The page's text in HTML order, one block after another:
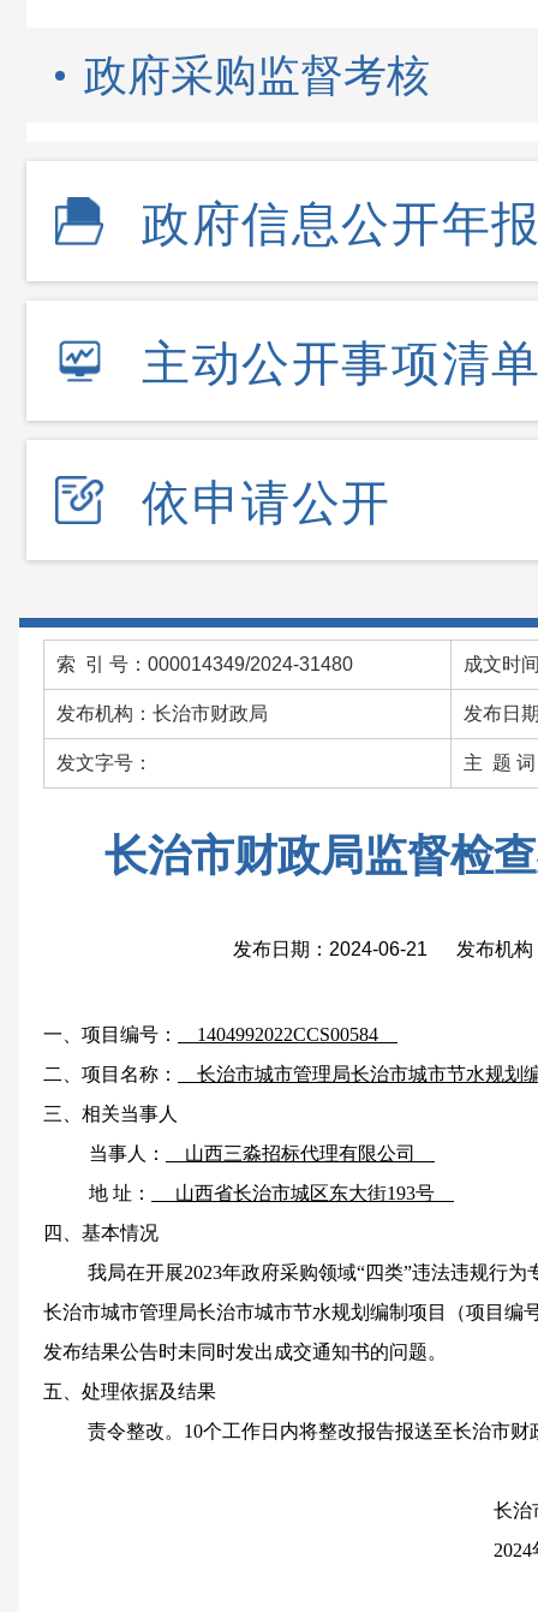
政府采购监督考核
政府信息公开年
主动公开事项清
依申请公开
索 引 号：000014349/2024-31480 成文时
发布机构：长治市财政局 发布日
发文字号： 主 题 词
长治市财政局监督检
发布日期：2024-06-21 发布机构
一、项目编号：
1404992022CCS00584
二、项目名称：
长治市城市管理局长治市城市节水规
三、相关当事人
当事人：
山西三淼招标代理有限公司
地 址：
山西省长治市城区东大街193号
四、基本情况
我局在开展2023年政府采购领域“四类”违法违规行
长治市城市管理局长治市城市节水规划编制项目（项目编
发布结果公告时未同时发出成交通知书的问题。
五、处理依据及结果
责令整改。10个工作日内将整改报告报送至长治市
长治
2024